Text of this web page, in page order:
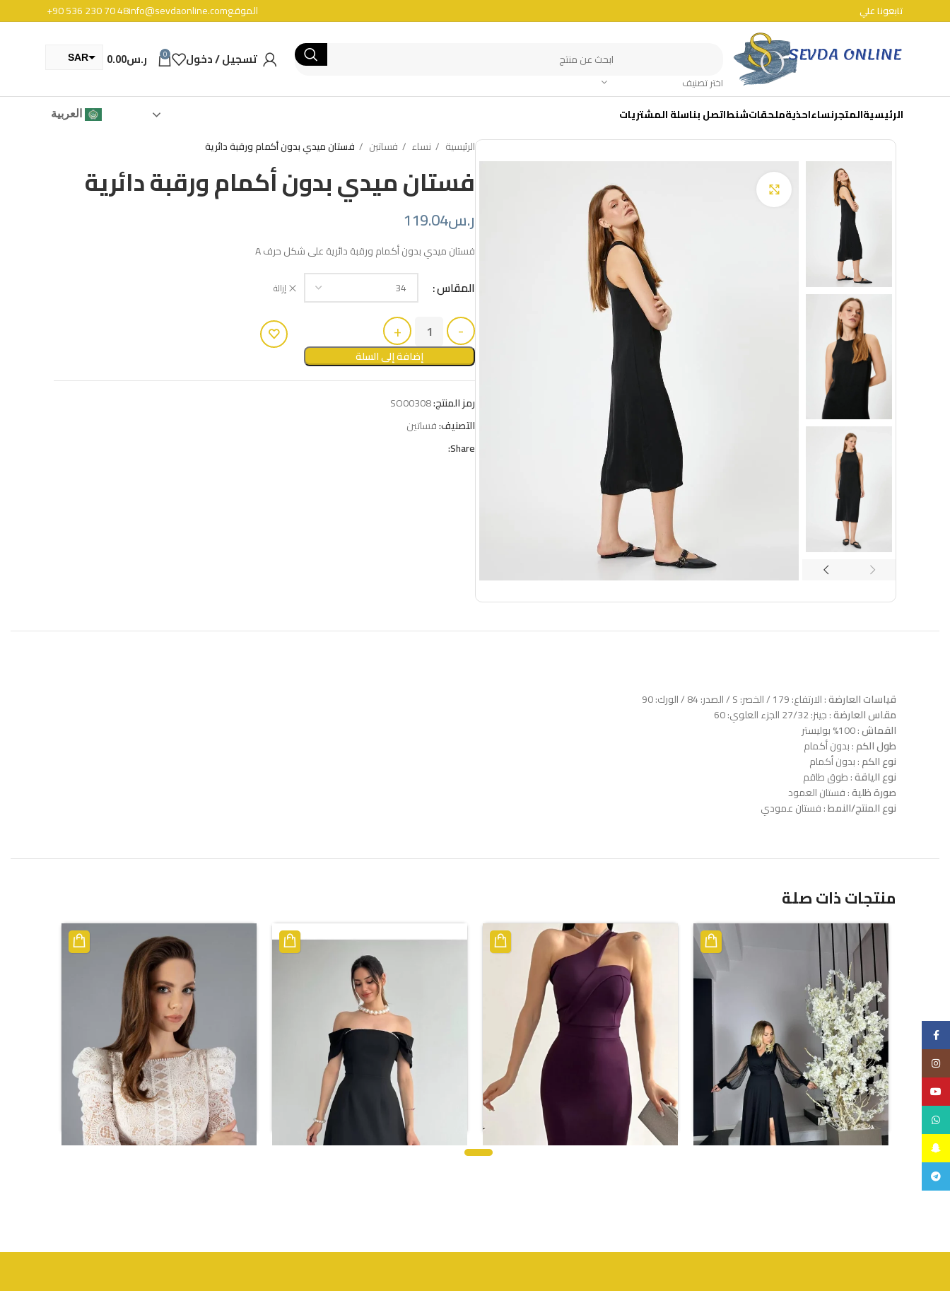
تابعونا علي الموقعinfo@sevdaonline.com
+90 536 230 70 48
اختر تصنيف
تسجيل / دخول 0 ر.س0.00
SAR
الرئيسيةالمتجرنساءاحذيةملحقاتشنطاتصل بناسلة المشتريات العربية
الرئيسية نساء فساتين فستان ميدي بدون أكمام ورقبة دائرية
فستان ميدي بدون أكمام ورقبة دائرية
ر.س119.04
فستان ميدي بدون أكمام ورقبة دائرية على شكل حرف A
المقاس إزالة
إضافة إلى السلة
رمز المنتج:SO00308
التصنيف:فساتين
Share:
قياسات العارضة: الارتفاع: 179 / الخصر: S / الصدر: 84 / الورك: 90
مقاس العارضة: جينز: 27/32 الجزء العلوي: 60
القماش: 100% بوليستر
طول الكم: بدون أكمام
نوع الكم: بدون أكمام
نوع الياقة: طوق طاقم
صورة ظلية: فستان العمود
نوع المنتج/النمط: فستان عمودي
منتجات ذات صلة
Facebook
Instagram
YouTube
WhatsApp
Snapchat